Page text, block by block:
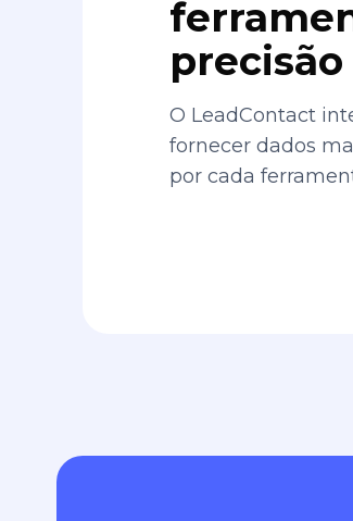
precisão
O LeadContact
fornecer dados
por cada